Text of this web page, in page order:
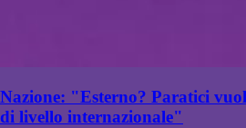
Nazione: "Esterno? Paratici
di livello internazionale"